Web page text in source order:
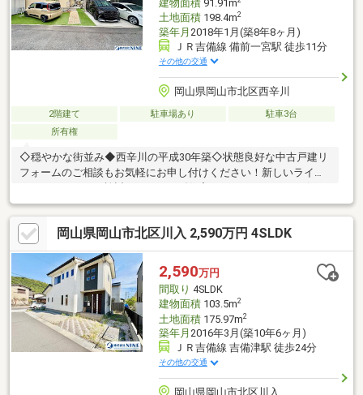
建物面積91.91m
土地面積198.4m2
築年月 2018年1月(築8年8ヶ月)
ＪＲ吉備線 備前一宮駅 徒歩11分
その他の交通
岡山県岡山市北区西辛川
2階建て 駐車場あり
駐車3台
所有権
◇穏やかな街並み◆西辛川の平成30年築◇状態良好な中古戸建リ
フォームのご相談もお気軽にお申し付けください！新しいライフ
スタイルにぜひご検討ください！《住宅のことならNINEにお任
せ！》ご不安がある方はお気軽にご相談ください！不動産購入に
は欠かせない大事な資金面のご相談もしっかりとご対応させて頂
きます！◆◆────────◆◆ 物件見学予約受付中！ お問い
合わせはお早めに！ 【086-231-9899】◆◆────────◆◆
岡山県岡山市北区川入 2,590万円 4SLDK
2,590万円
間取り 4SLDK
建物面積103.5m2
土地面積175.97m2
築年月 2016年3月(築10年6ヶ月)
ＪＲ吉備線 吉備津駅 徒歩24分
その他の交通
岡山県岡山市北区川入